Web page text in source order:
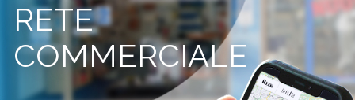
RETE
COMMERCIALE